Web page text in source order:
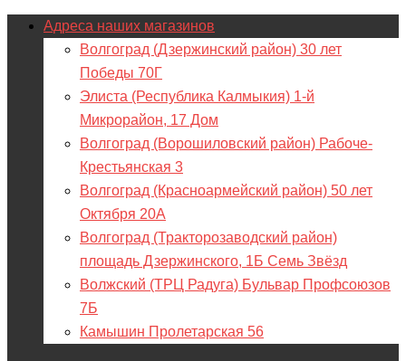
Адреса наших магазинов
Волгоград (Дзержинский район) 30 лет
Победы 70Г
Элиста (Республика Калмыкия) 1-й
Микрорайон, 17 Дом
Волгоград (Ворошиловский район) Рабоче-
Крестьянская 3
Волгоград (Красноармейский район) 50 лет
Октября 20А
Волгоград (Тракторозаводский район)
площадь Дзержинского, 1Б Семь Звёзд
Волжский (ТРЦ Радуга) Бульвар Профсоюзов
7Б
Камышин Пролетарская 56